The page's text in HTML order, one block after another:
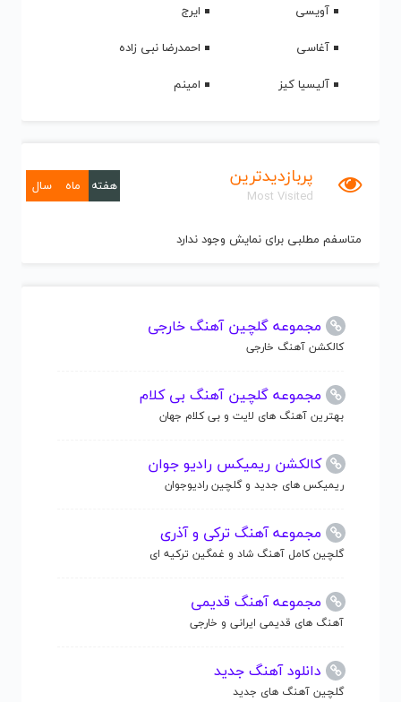
آویسی
ایرج
آغاسی
احمدرضا نبی زاده
آلیسیا کیز
امینم
پربازدیدترین
Most Visited
هفته ماه سال
متاسفم مطلبی برای نمایش وجود ندارد
مجموعه گلچین آهنگ خارجی
کالکشن آهنگ خارجی
مجموعه گلچین آهنگ بی کلام
بهترین آهنگ های لایت و بی کلام جهان
کالکشن ریمیکس رادیو جوان
ریمیکس های جدید و گلچین رادیوجوان
مجموعه آهنگ ترکی و آذری
گلچین کامل آهنگ شاد و غمگین ترکیه ای
مجموعه آهنگ قدیمی
آهنگ های قدیمی ایرانی و خارجی
دانلود آهنگ جدید
گلچین آهنگ های جدید